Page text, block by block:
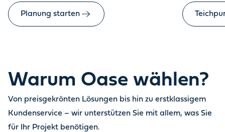
Planung starten
Warum Oase wählen?
Von preisgekrönten Lösungen bis hin zu erstklassigem
Kundenservice – wir unterstützen Sie mit allem, was Sie
für Ihr Projekt benötigen.